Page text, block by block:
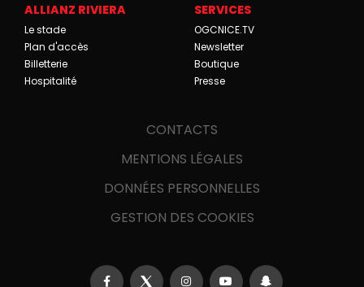
ALLIANZ RIVIERA
Le stade
Plan d'accès
Billetterie
Hospitalité
SERVICES
OGCNICE.TV
Newsletter
Boutique
Presse
CONTACTS
MENTIONS LÉGALES
DONNÉES PERSONNELLES
GESTION DES COOKIES